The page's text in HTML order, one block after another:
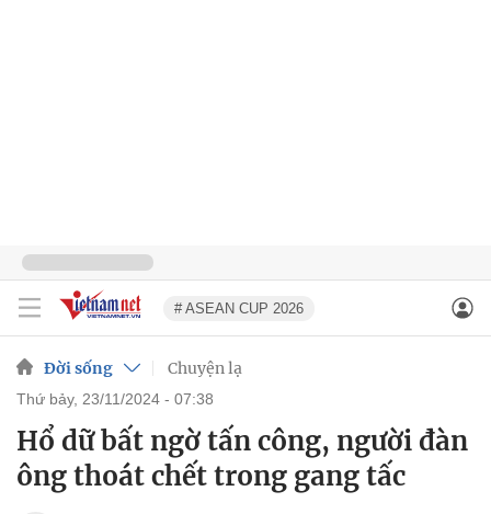
# ASEAN CUP 2026
Đời sống Chuyện lạ
thứ bảy, 23/11/2024 - 07:38
Hổ dữ bất ngờ tấn công, người đàn
ông thoát chết trong gang tấc